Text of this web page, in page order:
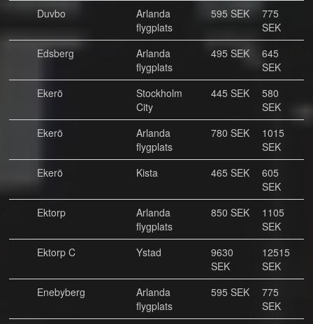
Duvbo
Arlanda
flygplats
595 SEK
775
SEK
Edsberg
Arlanda
flygplats
495 SEK
645
SEK
Ekerö
Stockholm
City
445 SEK
580
SEK
Ekerö
Arlanda
flygplats
780 SEK
1015
SEK
Ekerö
Kista 465 SEK
605
SEK
Ektorp
Arlanda
flygplats
850 SEK
1105
SEK
Ektorp C
Ystad
9630
SEK
12515
SEK
Enebyberg
Arlanda
flygplats
595 SEK
775
SEK